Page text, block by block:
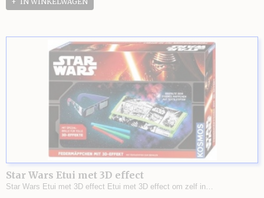
Star Wars Etui met 3D effect
Star Wars Etui met 3D effect Etui met 3D effect om zelf in…